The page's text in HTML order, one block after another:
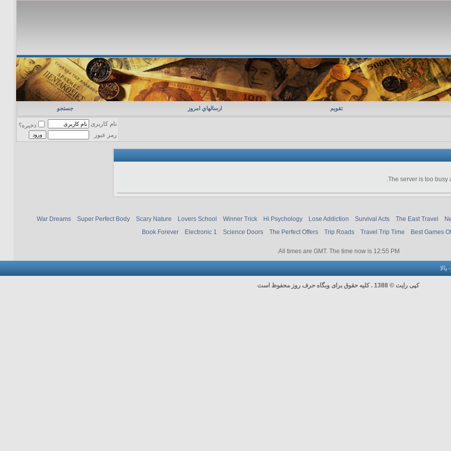
تقویم ارسالهاي امروز جستجو
نام کاربری
ذخیره؟
رمز عبور
The server is too busy
War Dreams Super Perfect Body Scary Nature Lovers School Winner Trick Hi Psychology Lose Addiction Survival Acts The East Travel
Book Forever
Electronic 1 Science Doors The Perfect Offers Trip Roads Travel Trip Time Best Games Of
All times are GMT. The time now is 12:55 PM
.
بالا
کپی رایت © 1388 . کلیه حقوق برای وبگاه حرف روز محفوظ است